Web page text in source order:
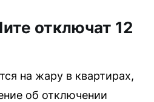
отключат 12
на жару в квартирах,
об отключении